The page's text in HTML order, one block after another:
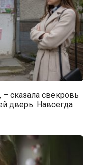
сказала свекровь
дверь. Навсегда